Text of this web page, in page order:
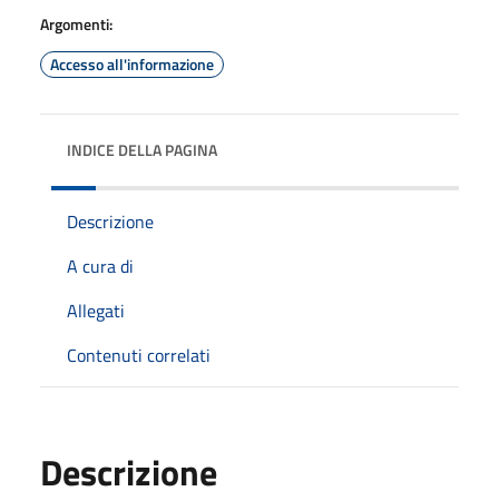
Argomenti:
Accesso all'informazione
INDICE DELLA PAGINA
Descrizione
A cura di
Allegati
Contenuti correlati
Descrizione